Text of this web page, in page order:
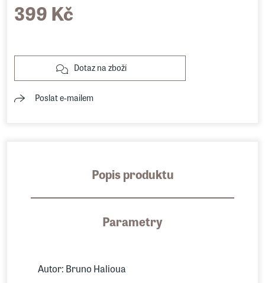
399 Kč
Dotaz na zboží
Poslat e-mailem
Popis produktu
Parametry
Autor: Bruno Halioua